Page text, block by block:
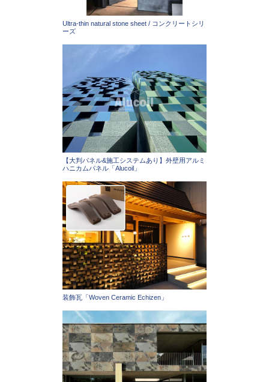
Ultra-thin natural stone sheet / ​コンクリートシリ
ーズ
【大判パネル&施工システムあり】外壁用アルミ
ハニカムパネル「Alucoil」
装飾瓦「Woven Ceramic Echizen」